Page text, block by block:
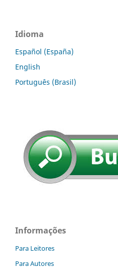
Idioma
Español (España)
English
Português (Brasil)
Informações
Para Leitores
Para Autores